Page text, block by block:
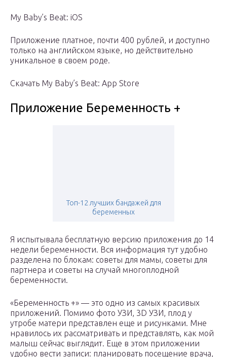
My Baby’s Beat: iOS
Приложение платное, почти 400 рублей, и доступно
только на английском языке, но действительно
уникальное в своем роде.
Скачать My Baby’s Beat: App Store
Приложение Беременность +
Топ-12 лучших бандажей для
беременных
Я испытывала бесплатную версию приложения до 14
недели беременности. Вся информация тут удобно
разделена по блокам: советы для мамы, советы для
партнера и советы на случай многоплодной
беременности.
«Беременность +» — это одно из самых красивых
приложений. Помимо фото УЗИ, 3D УЗИ, плод у
утробе матери представлен еще и рисунками. Мне
нравилось их рассматривать и представлять, как мой
малыш сейчас выглядит. Еще в этом приложении
удобно вести записи: планировать посещение врача,